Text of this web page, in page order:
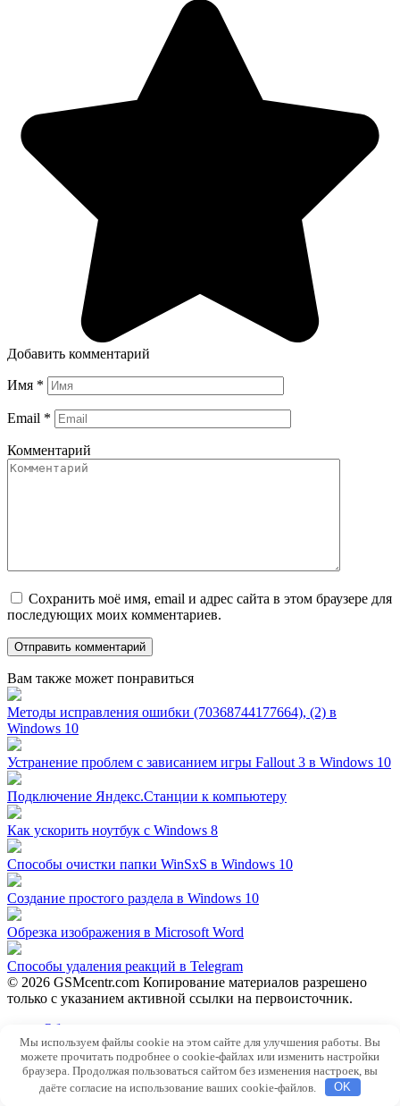
Добавить комментарий
Имя *
Email *
Комментарий
Сохранить моё имя, email и адрес сайта в этом браузере для
последующих моих комментариев.
Вам также может понравиться
Методы исправления ошибки (70368744177664), (2) в
Windows 10
Устранение проблем с зависанием игры Fallout 3 в Windows 10
Подключение Яндекс.Станции к компьютеру
Как ускорить ноутбук с Windows 8
Способы очистки папки WinSxS в Windows 10
Создание простого раздела в Windows 10
Обрезка изображения в Microsoft Word
Способы удаления реакций в Telegram
© 2026 GSMcentr.com Копирование материалов разрешено
только с указанием активной ссылки на первоисточник.
Обратная связь
Политика конфиденциальности
Пользовательское соглашение
Мы используем файлы cookie на этом сайте для улучшения работы. Вы
можете прочитать подробнее о cookie-файлах или изменить настройки
браузера. Продолжая пользоваться сайтом без изменения настроек, вы
даёте согласие на использование ваших cookie-файлов.
OK